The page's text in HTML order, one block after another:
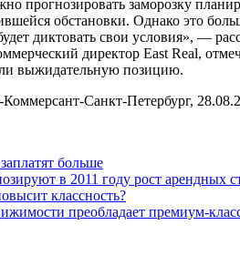
прогнозировать заморозку
обстановки. Однако это
диктовать свои условия», —
директор East Real,
выжидательную позицию.
Санкт-Петербург,
больше
в 2011 году рост арендных
классность?
преобладает премиум-